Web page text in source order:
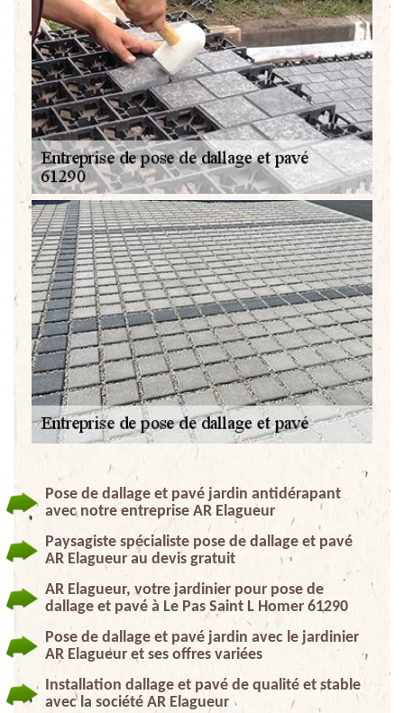
Pose de dallage et pavé jardin antidérapant
avec notre entreprise AR Elagueur
Paysagiste spécialiste pose de dallage et pavé
AR Elagueur au devis gratuit
AR Elagueur, votre jardinier pour pose de
dallage et pavé à Le Pas Saint L Homer 61290
Pose de dallage et pavé jardin avec le jardinier
AR Elagueur et ses offres variées
Installation dallage et pavé de qualité et stable
avec la société AR Elagueur